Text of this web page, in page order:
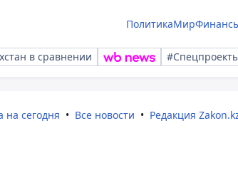
ПолитикаМир
в сравнении
на сегодня Все новости Редакция